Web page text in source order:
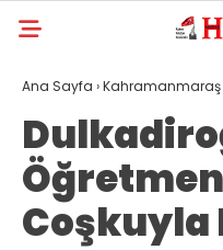
Ana Sayfa ›Kahramanmaraş
Coşkuyla